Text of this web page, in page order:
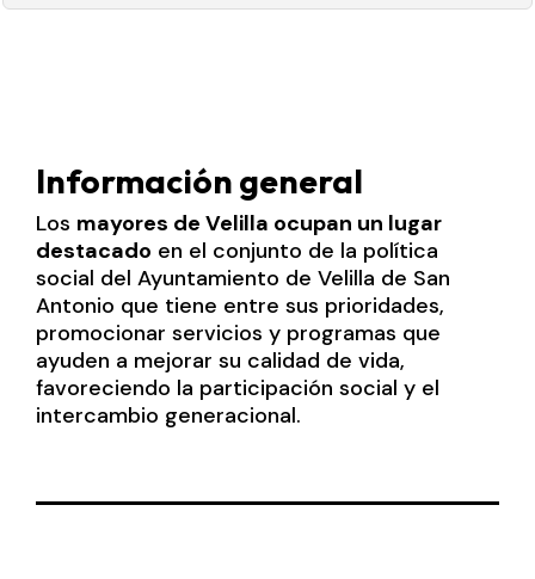
Información general
Los mayores de Velilla ocupan un lugar
destacado en el conjunto de la política
social del Ayuntamiento de Velilla de San
Antonio que tiene entre sus prioridades,
promocionar servicios y programas que
ayuden a mejorar su calidad de vida,
favoreciendo la participación social y el
intercambio generacional.